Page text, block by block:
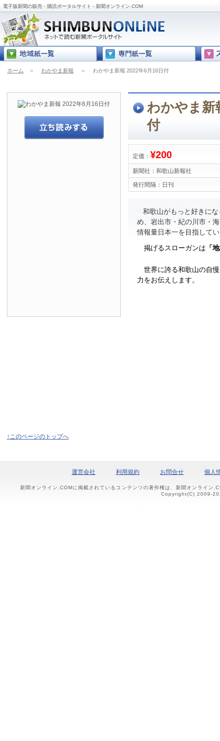
電子版新聞の販売・購読ポータルサイト - 新聞オンライン.COM
ホーム ＞ わかやま新報 ＞ わかやま新報 2022年6月16日付
わかやま新
付
定価： ¥200
新聞社： 和歌山新報社
発行間隔： 日刊
和歌山がもっと好きに
め、岩出市・紀の川市・
情報量日本一を目指して
掲げるスローガンは 「
世界に誇る和歌山の自
力をお伝えします。
↑このページのトップへ
運営会社 利用規約 お問合せ 個人
新聞オンライン.COMに掲載されているコンテンツの著作権は、新聞オンライン
Copyright(C) 2009-